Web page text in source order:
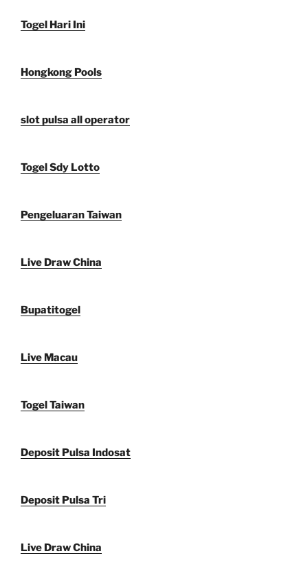
Togel Hari Ini
Hongkong Pools
slot pulsa all operator
Togel Sdy Lotto
Pengeluaran Taiwan
Live Draw China
Bupatitogel
Live Macau
Togel Taiwan
Deposit Pulsa Indosat
Deposit Pulsa Tri
Live Draw China